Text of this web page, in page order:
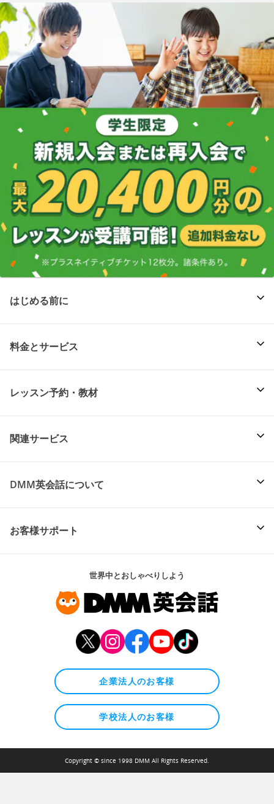
はじめる前に
料金とサービス
レッスン予約・教材
関連サービス
DMM英会話について
お客様サポート
世界中とおしゃべりしよう
企業法人のお客様
学校法人のお客様
Copyright © since 1998 DMM All Rights Reserved.